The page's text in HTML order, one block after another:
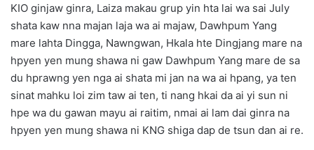
KIO ginjaw ginra, Laiza makau grup yin hta lai wa sai July
shata kaw nna majan laja wa ai majaw, Dawhpum Yang
mare lahta Dingga, Nawngwan, Hkala hte Dingjang mare na
hpyen yen mung shawa ni gaw Dawhpum Yang mare de sa
du hprawng yen nga ai shata mi jan na wa ai hpang, ya ten
sinat mahku loi zim taw ai ten, ti nang hkai da ai yi sun ni
hpe wa du gawan mayu ai raitim, nmai ai lam dai ginra na
hpyen yen mung shawa ni KNG shiga dap de tsun dan ai re.